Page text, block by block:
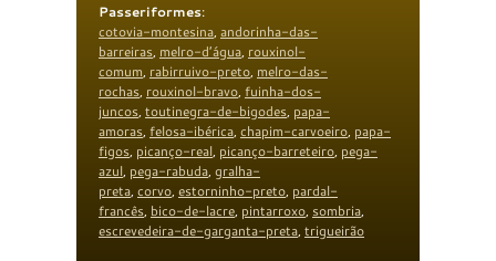
Passeriformes:
cotovia-montesina, andorinha-das-
barreiras, melro-d’água, rouxinol-
comum, rabirruivo-preto, melro-das-
rochas, rouxinol-bravo, fuinha-dos-
juncos, toutinegra-de-bigodes, papa-
amoras, felosa-ibérica, chapim-carvoeiro, papa-
figos, picanço-real, picanço-barreteiro, pega-
azul, pega-rabuda, gralha-
preta, corvo, estorninho-preto, pardal-
francês, bico-de-lacre, pintarroxo, sombria,
escrevedeira-de-garganta-preta, trigueirão